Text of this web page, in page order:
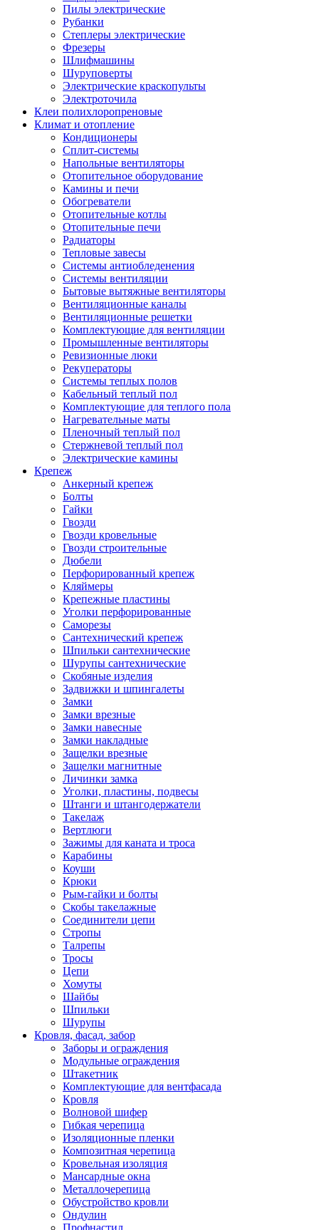
Пилы электрические
Рубанки
Степлеры электрические
Фрезеры
Шлифмашины
Шуруповерты
Электрические краскопульты
Электроточила
Клеи полихлоропреновые
Климат и отопление
Кондиционеры
Сплит-системы
Напольные вентиляторы
Отопительное оборудование
Камины и печи
Обогреватели
Отопительные котлы
Отопительные печи
Радиаторы
Тепловые завесы
Системы антиобледенения
Системы вентиляции
Бытовые вытяжные вентиляторы
Вентиляционные каналы
Вентиляционные решетки
Комплектующие для вентиляции
Промышленные вентиляторы
Ревизионные люки
Рекуператоры
Системы теплых полов
Кабельный теплый пол
Комплектующие для теплого пола
Нагревательные маты
Пленочный теплый пол
Стержневой теплый пол
Электрические камины
Крепеж
Анкерный крепеж
Болты
Гайки
Гвозди
Гвозди кровельные
Гвозди строительные
Дюбели
Перфорированный крепеж
Кляймеры
Крепежные пластины
Уголки перфорированные
Саморезы
Сантехнический крепеж
Шпильки сантехнические
Шурупы сантехнические
Скобяные изделия
Задвижки и шпингалеты
Замки
Замки врезные
Замки навесные
Замки накладные
Защелки врезные
Защелки магнитные
Личинки замка
Уголки, пластины, подвесы
Штанги и штангодержатели
Такелаж
Вертлюги
Зажимы для каната и троса
Карабины
Коуши
Крюки
Рым-гайки и болты
Скобы такелажные
Соединители цепи
Стропы
Талрепы
Тросы
Цепи
Хомуты
Шайбы
Шпильки
Шурупы
Кровля, фасад, забор
Заборы и ограждения
Модульные ограждения
Штакетник
Комплектующие для вентфасада
Кровля
Волновой шифер
Гибкая черепица
Изоляционные пленки
Композитная черепица
Кровельная изоляция
Мансардные окна
Металлочерепица
Обустройство кровли
Ондулин
Профнастил